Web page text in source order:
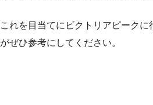
これを目当てにビクトリアピーク
がぜひ参考にしてください。